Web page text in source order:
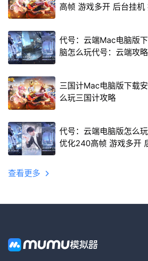
高帧 游戏多开 后台挂机
代号：云端Mac电脑版
脑怎么玩代号：云端攻略
三国计Mac电脑版下载
么玩三国计攻略
代号：云端电脑版怎么
优化240高帧 游戏多开
查看更多